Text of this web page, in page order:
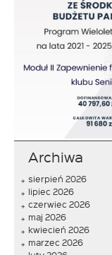
Archiwa
sierpień 2026
lipiec 2026
czerwiec 2026
maj 2026
kwiecień 2026
marzec 2026